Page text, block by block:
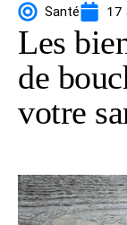
Santé 17
Les
de
votre